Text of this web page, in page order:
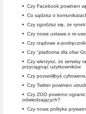
• Czy Facebook powinien
• Co sądzisz o
• Czy zgodzisz się, że
• Czy nowa ustawa o re-
• Czy rządowe e-
• Czy "platforma dla ofiar
• Czy wierzysz, że serwisy
przyciągnąć użytkowników
• Czy pozwoliłbyś
• Czy Twitter powinien
• Czy ZOO powinno
odwiedzających?
• Czy nowa polityka